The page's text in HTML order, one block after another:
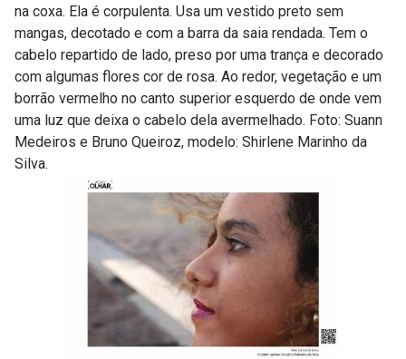
na coxa. Ela é corpulenta. Usa um vestido preto sem
mangas, decotado e com a barra da saia rendada. Tem o
cabelo repartido de lado, preso por uma trança e decorado
com algumas flores cor de rosa. Ao redor, vegetação e um
borrão vermelho no canto superior esquerdo de onde vem
uma luz que deixa o cabelo dela avermelhado. Foto: Suann
Medeiros e Bruno Queiroz, modelo: Shirlene Marinho da
Silva.